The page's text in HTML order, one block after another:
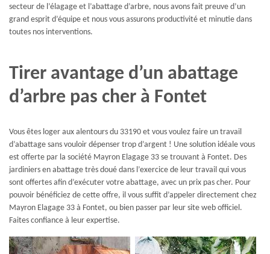
secteur de l’élagage et l’abattage d’arbre, nous avons fait preuve d’un
grand esprit d’équipe et nous vous assurons productivité et minutie dans
toutes nos interventions.
Tirer avantage d’un abattage
d’arbre pas cher à Fontet
Vous êtes loger aux alentours du 33190 et vous voulez faire un travail
d’abattage sans vouloir dépenser trop d’argent ! Une solution idéale vous
est offerte par la société Mayron Elagage 33 se trouvant à Fontet. Des
jardiniers en abattage très doué dans l’exercice de leur travail qui vous
sont offertes afin d’exécuter votre abattage, avec un prix pas cher. Pour
pouvoir bénéficiez de cette offre, il vous suffit d’appeler directement chez
Mayron Elagage 33 à Fontet, ou bien passer par leur site web officiel.
Faites confiance à leur expertise.